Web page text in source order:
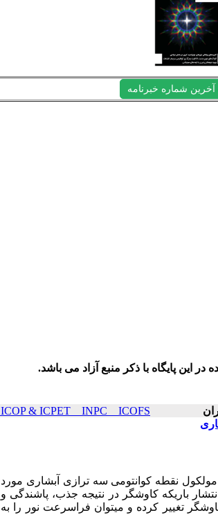
آخرین شماره خبرنامه
در این پایگاه با ذکر منبع آزاد می باشد.
ICOP & ICPET _ INPC _ ICOFS سال۲۱ صفحات ۸۶۸-۸۶۵
مولکول نقطه کوانتومی سه ترازی آبشاری مورد
باریکه کاوشگر در نتیجه جذب، پاشندگی و
تغییر کرده و می­توان فراسرعت نور را به